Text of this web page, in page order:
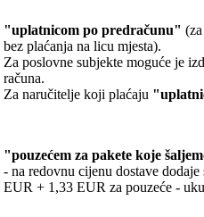
"uplatnicom po predračunu"
bez plaćanja na licu mjesta).
Za poslovne subjekte moguće je
računa.
Za naručitelje koji plaćaju
"pouzećem za pakete koje
- na redovnu cijenu dostave
EUR + 1,33 EUR za pouzeće -